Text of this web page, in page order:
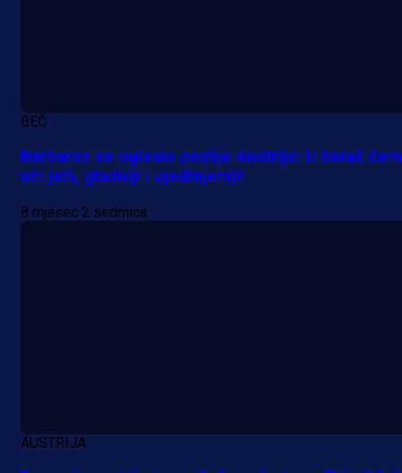
Pogledajte gol: Tabaković zabio
trijumf Salzburga u Evropskoj ligi!
1 dan 3 h
BEČ
Barbarez se oglasio poslije Austrije: U baraž
ući jači, gladniji i ujedinjeniji!
8 mjesec 2 sedmica
AUSTRIJA